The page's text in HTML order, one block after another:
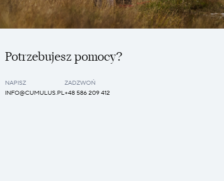
Potrzebujesz pomocy?
NAPISZ
INFO@CUMULUS.PL
ZADZWOŃ
+48 586 209 412